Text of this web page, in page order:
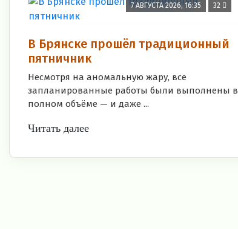
7 АВГУСТА 2026, 16:35 32
В Брянске прошёл традиционный
пятничник
Несмотря на аномальную жару, все
запланированные работы были выполнены в
полном объёме — и даже ...
Читать далее